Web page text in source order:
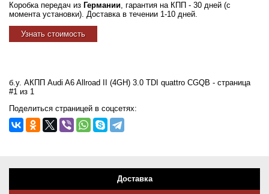
Коробка передач из Германии, гарантия на КПП - 30 дней (с
момента установки). Доставка в течении 1-10 дней.
Узнать стоимость
б.у. АКПП Audi A6 Allroad II (4GH) 3.0 TDI quattro CGQB - страница
#1 из 1
Поделиться страницей в соцсетях:
Доставка